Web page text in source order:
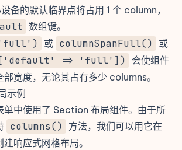
备的默认临界点将占用 1 个 column，
数组键。
或 columnSpanFull() 或
=> 'full'])
会使组件
部宽度，无论其占有多少 columns。
示例
单中使用了 Section 布局组件。由于所
columns()
方法，我们可以用它在
响应式网格布局。